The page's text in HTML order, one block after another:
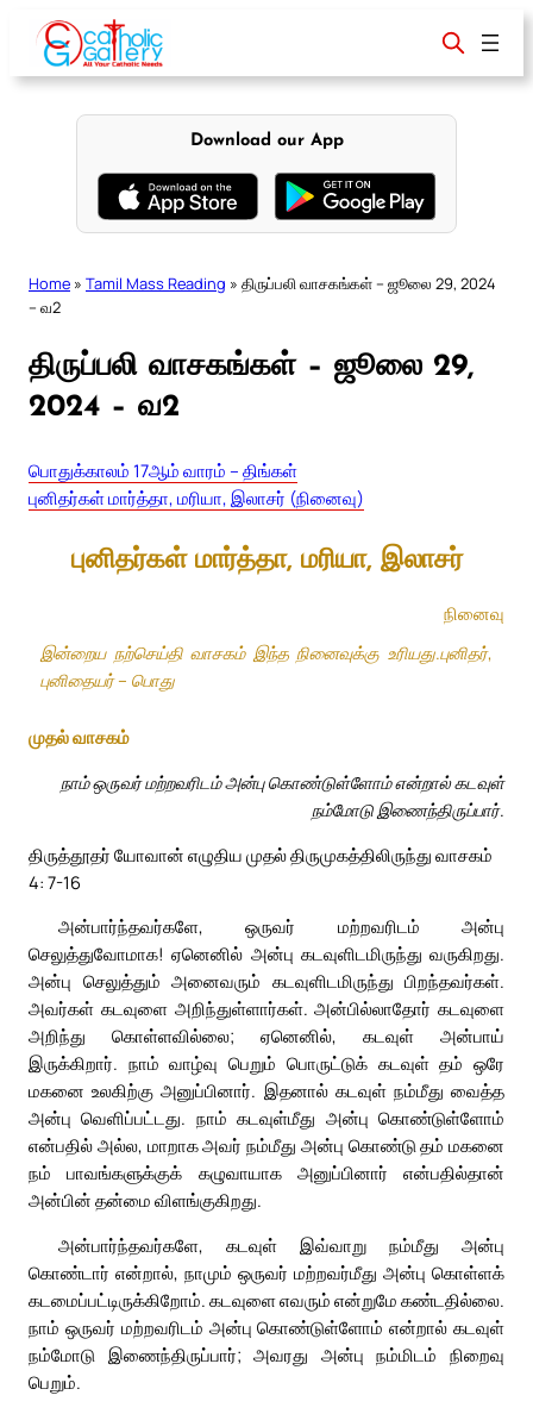
content
Download our App
Home » Tamil Mass Reading » திருப்பலி வாசகங்கள் – ஜூலை 29, 2024
– வ2
திருப்பலி வாசகங்கள் – ஜூலை 29,
2024 – வ2
பொதுக்காலம் 17ஆம் வாரம் – திங்கள்
புனிதர்கள் மார்த்தா, மரியா, இலாசர் (நினைவு)
புனிதர்கள் மார்த்தா, மரியா, இலாசர்
நினைவு
இன்றைய நற்செய்தி வாசகம் இந்த நினைவுக்கு உரியது.புனிதர்,
புனிதையர் – பொது
முதல் வாசகம்
நாம் ஒருவர் மற்றவரிடம் அன்பு கொண்டுள்ளோம் என்றால் கடவுள்
நம்மோடு இணைந்திருப்பார்.
திருத்தூதர் யோவான் எழுதிய முதல் திருமுகத்திலிருந்து வாசகம்
4: 7-16
அன்பார்ந்தவர்களே, ஒருவர் மற்றவரிடம் அன்பு
செலுத்துவோமாக! ஏனெனில் அன்பு கடவுளிடமிருந்து வருகிறது.
அன்பு செலுத்தும் அனைவரும் கடவுளிடமிருந்து பிறந்தவர்கள்.
அவர்கள் கடவுளை அறிந்துள்ளார்கள். அன்பில்லாதோர் கடவுளை
அறிந்து கொள்ளவில்லை; ஏனெனில், கடவுள் அன்பாய்
இருக்கிறார். நாம் வாழ்வு பெறும் பொருட்டுக் கடவுள் தம் ஒரே
மகனை உலகிற்கு அனுப்பினார். இதனால் கடவுள் நம்மீது வைத்த
அன்பு வெளிப்பட்டது. நாம் கடவுள்மீது அன்பு கொண்டுள்ளோம்
என்பதில் அல்ல, மாறாக அவர் நம்மீது அன்பு கொண்டு தம் மகனை
நம் பாவங்களுக்குக் கழுவாயாக அனுப்பினார் என்பதில்தான்
அன்பின் தன்மை விளங்குகிறது.
அன்பார்ந்தவர்களே, கடவுள் இவ்வாறு நம்மீது அன்பு
கொண்டார் என்றால், நாமும் ஒருவர் மற்றவர்மீது அன்பு கொள்ளக்
கடமைப்பட்டிருக்கிறோம். கடவுளை எவரும் என்றுமே கண்டதில்லை.
நாம் ஒருவர் மற்றவரிடம் அன்பு கொண்டுள்ளோம் என்றால் கடவுள்
நம்மோடு இணைந்திருப்பார்; அவரது அன்பு நம்மிடம் நிறைவு
பெறும்.